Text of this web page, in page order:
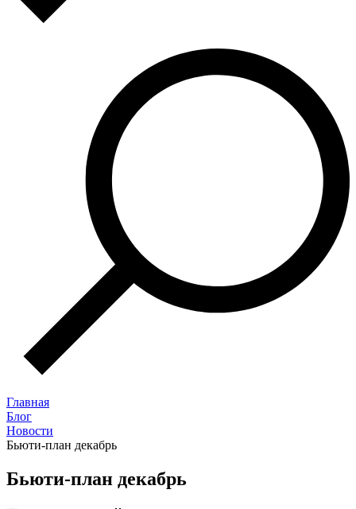
Главная
Блог
Новости
Бьюти-план декабрь
Бьюти-план декабрь